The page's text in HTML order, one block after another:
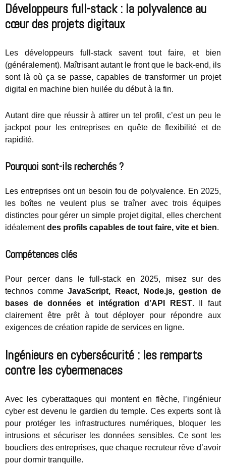
Développeurs full-stack : la polyvalence au
cœur des projets digitaux
Les développeurs full-stack savent tout faire, et bien
(généralement). Maîtrisant autant le front que le back-end, ils
sont là où ça se passe, capables de transformer un projet
digital en machine bien huilée du début à la fin.
Autant dire que réussir à attirer un tel profil, c’est un peu le
jackpot pour les entreprises en quête de flexibilité et de
rapidité.
Pourquoi sont-ils recherchés ?
Les entreprises ont un besoin fou de polyvalence. En 2025,
les boîtes ne veulent plus se traîner avec trois équipes
distinctes pour gérer un simple projet digital, elles cherchent
idéalementdes profils capables de tout faire, vite et bien.
Compétences clés
Pour percer dans le full-stack en 2025, misez sur des
technos commeJavaScript, React, Node.js, gestion de
bases de données et intégration d’API REST. Il faut
clairement être prêt à tout déployer pour répondre aux
exigences de création rapide de services en ligne.
Ingénieurs en cybersécurité : les remparts
contre les cybermenaces
Avec les cyberattaques qui montent en flèche, l’ingénieur
cyber est devenu le gardien du temple. Ces experts sont là
pour protéger les infrastructures numériques, bloquer les
intrusions et sécuriser les données sensibles. Ce sont les
boucliers des entreprises, que chaque recruteur rêve d’avoir
pour dormir tranquille.